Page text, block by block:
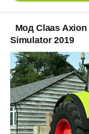
Мод Claas Axion
Simulator 2019